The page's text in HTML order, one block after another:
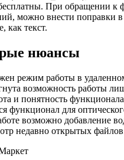
При обращении к
можно внести поправки
как текст.
нюансы
режим работы в
возможность работы
и понятность
функционал для
возможно добавление
недавно открытых